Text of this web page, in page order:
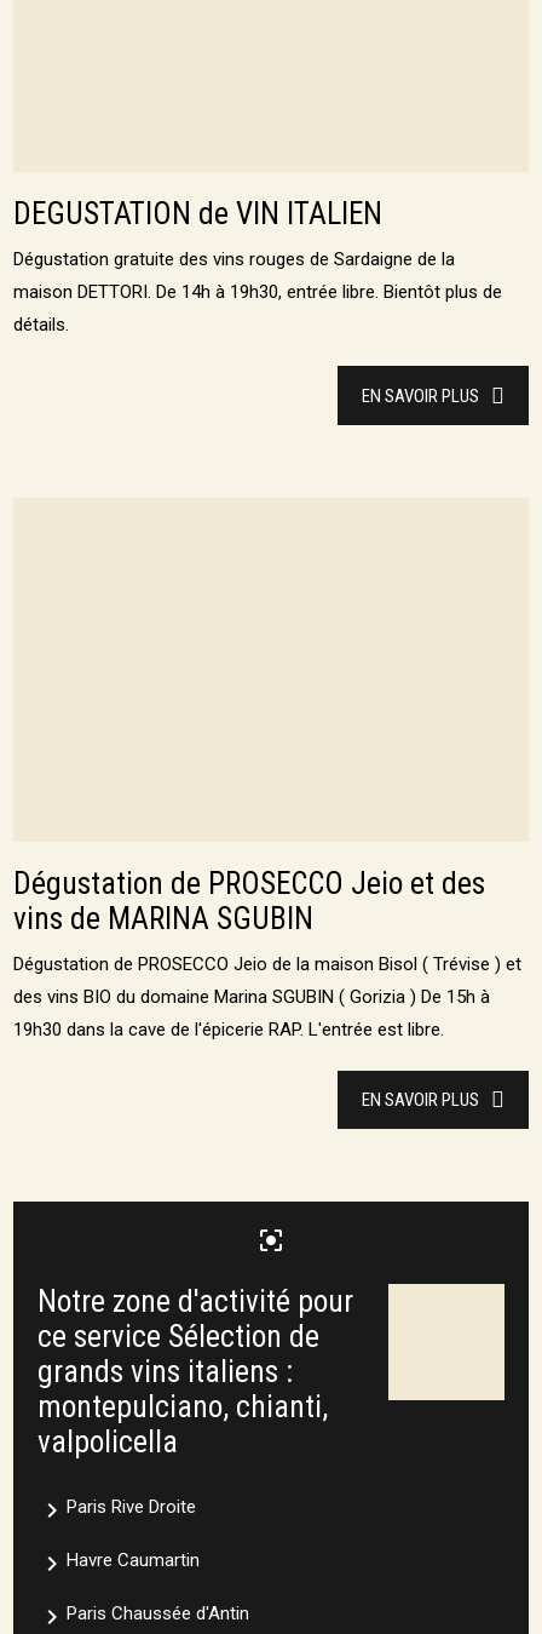
DEGUSTATION de VIN ITALIEN
Dégustation gratuite des vins rouges de Sardaigne de la
maison DETTORI. De 14h à 19h30, entrée libre. Bientôt plus de
détails.
EN SAVOIR PLUS
Dégustation de PROSECCO Jeio et des
vins de MARINA SGUBIN
Dégustation de PROSECCO Jeio de la maison Bisol ( Trévise ) et
des vins BIO du domaine Marina SGUBIN ( Gorizia ) De 15h à
19h30 dans la cave de l'épicerie RAP. L'entrée est libre.
EN SAVOIR PLUS
center_focus_strong
Notre zone d'activité pour
ce service Sélection de
grands vins italiens :
montepulciano, chianti,
valpolicella
navigate_nextParis Rive Droite
navigate_nextHavre Caumartin
navigate_nextParis Chaussée d'Antin